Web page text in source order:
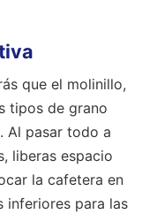
que el molinillo,
tipos de grano
Al pasar todo a
liberas espacio
la cafetera en
inferiores para las